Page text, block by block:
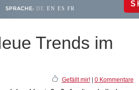
SPRACHE: DE EN ES FR
Trends im
Gefällt mir!| 0 Kommentare